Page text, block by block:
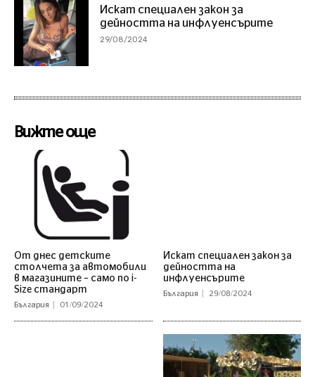
Искат специален закон за
дейността на инфлуенсърите
29/08/2024
Вижте още
От днес детските
столчета за автомобили
в магазините – само по i-
Size стандарт
България 01/09/2024
Искат специален закон за
дейността на
инфлуенсърите
България 29/08/2024